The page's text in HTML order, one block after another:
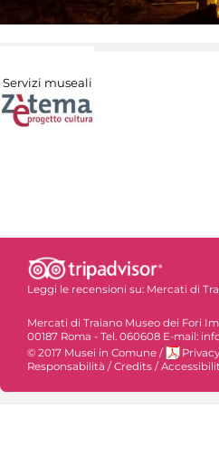
Servizi museali
Leggi le recensioni su: Mercati di
Mercati di Traiano Museo dei Fori
00187 Roma - Tel. 060608 E-mail:
© 2017 Musei in Comune / Privacy
Responsabilità / Credits /